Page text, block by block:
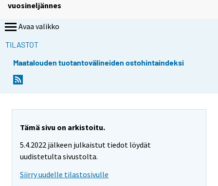
vuosineljännes
Avaa valikko
TILASTOT
Maatalouden tuotantovälineiden ostohintaindeksi
Tämä sivu on arkistoitu.
5.4.2022 jälkeen julkaistut tiedot löydät
uudistetulta sivustolta.
Siirry uudelle tilastosivulle